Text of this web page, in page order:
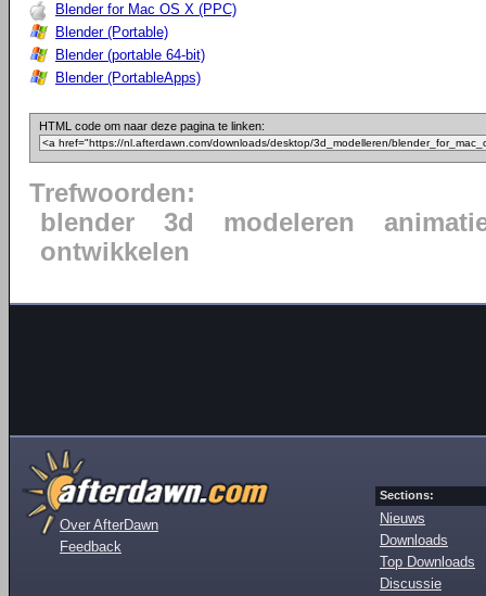
Blender for Mac OS X (PPC)
Blender (Portable)
Blender (portable 64-bit)
Blender (PortableApps)
HTML code om naar deze pagina te linken:
Trefwoorden:
blender
3d modeleren
ontwikkelen
Over AfterDawn
Feedback
Sections:
Nieuws
Downloads
Top Downloads
Discussie